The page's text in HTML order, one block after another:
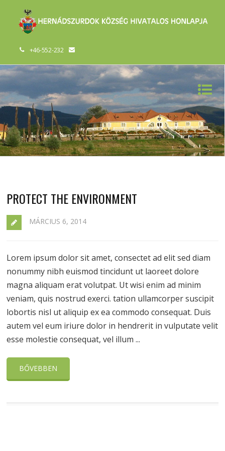
+46-552-232
PROTECT THE ENVIRONMENT
MÁRCIUS 6, 2014
Lorem ipsum dolor sit amet, consectet ad elit sed diam
nonummy nibh euismod tincidunt ut laoreet dolore
magna aliquam erat volutpat. Ut wisi enim ad minim
veniam, quis nostrud exerci. tation ullamcorper suscipit
lobortis nisl ut aliquip ex ea commodo consequat. Duis
autem vel eum iriure dolor in hendrerit in vulputate velit
esse molestie consequat, vel illum ...
BŐVEBBEN